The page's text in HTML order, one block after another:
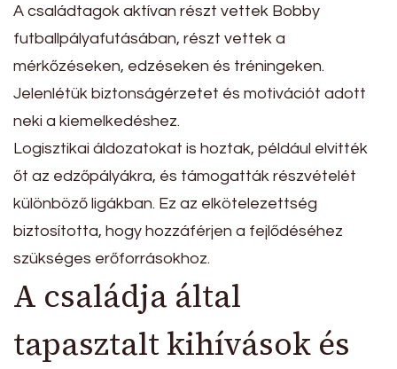
A családtagok aktívan részt vettek Bobby
futballpályafutásában, részt vettek a
mérkőzéseken, edzéseken és tréningeken.
Jelenlétük biztonságérzetet és motivációt adott
neki a kiemelkedéshez.
Logisztikai áldozatokat is hoztak, például elvitték
őt az edzőpályákra, és támogatták részvételét
különböző ligákban. Ez az elkötelezettség
biztosította, hogy hozzáférjen a fejlődéséhez
szükséges erőforrásokhoz.
A családja által
tapasztalt kihívások és